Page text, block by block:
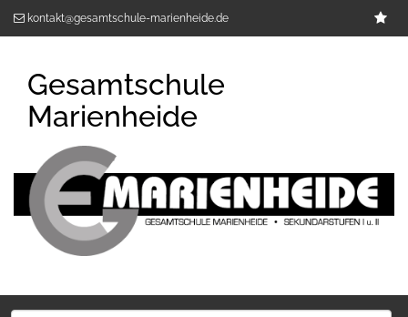
kontakt@gesamtschule-marienheide.de
Gesamtschule
Marienheide